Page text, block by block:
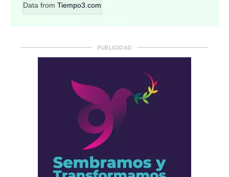
Data from Tiempo3.com
PUBLICIDAD